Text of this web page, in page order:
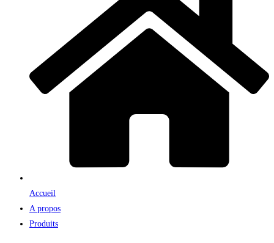
Accueil
A propos
Produits